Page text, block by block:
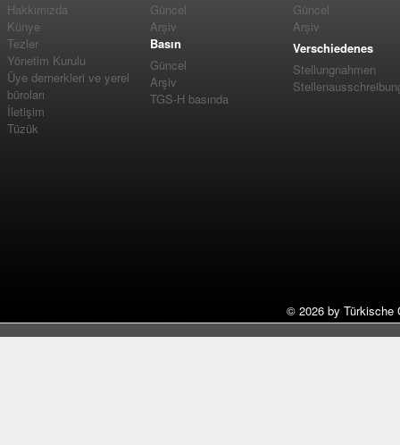
Hakkımızda
Künye
Tezler
Yönetim Kurulu
Üye dernerkleri ve yerel
büroları
İletişim
Tüzük
Güncel
Arşiv
Basın
Güncel
Arşiv
TGS-H basında
Güncel
Arşiv
Verschiedenes
Stellungnahmen
© 2026 by Türkische